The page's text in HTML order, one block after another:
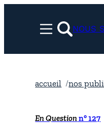
Menurechercher
NOUS
accueil nos
En Questionn° 127